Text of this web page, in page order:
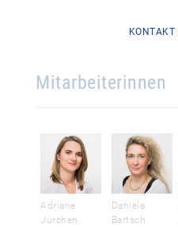
KONTAKT
Mitarbeiterinnen
Adriane
Jurchen
Daniela
Bartsch